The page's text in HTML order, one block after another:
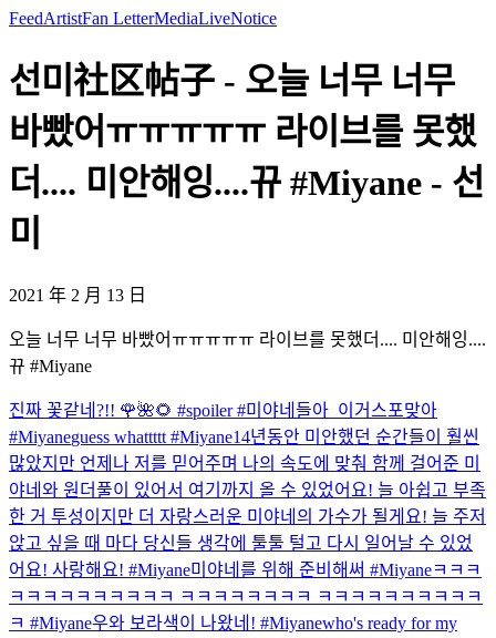
FeedArtistFan LetterMediaLiveNotice
선미社区帖子 - 오늘 너무 너무
바빴어ㅠㅠㅠㅠㅠ 라이브를 못했
더.... 미안해잉....뀨 #Miyane - 선
미
2021 年 2 月 13 日
오늘 너무 너무 바빴어ㅠㅠㅠㅠㅠ 라이브를 못했더.... 미안해잉....
뀨 #Miyane
진짜 꽃같네?!! 🌹🌺🌻 #spoiler #미야네들아_이거스포맞아
#Miyaneguess whattttt #Miyane14년동안 미안했던 순간들이 훨씬
많았지만 언제나 저를 믿어주며 나의 속도에 맞춰 함께 걸어준 미
야네와 원더풀이 있어서 여기까지 올 수 있었어요! 늘 아쉽고 부족
한 거 투성이지만 더 자랑스러운 미야네의 가수가 될게요! 늘 주저
앉고 싶을 때 마다 당신들 생각에 툴툴 털고 다시 일어날 수 있었
어요! 사랑해요! #Miyane미야네를 위해 준비해써 #Miyaneㅋㅋㅋ
ㅋㅋㅋㅋㅋㅋㅋㅋㅋㅋ ㅋㅋㅋㅋㅋㅋㅋㅋ ㅋㅋㅋㅋㅋㅋㅋㅋㅋㅋ
ㅋ #Miyane우와 보라색이 나왔네! #Miyanewho's ready for my